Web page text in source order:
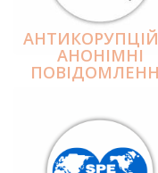
АНОНІМНІ